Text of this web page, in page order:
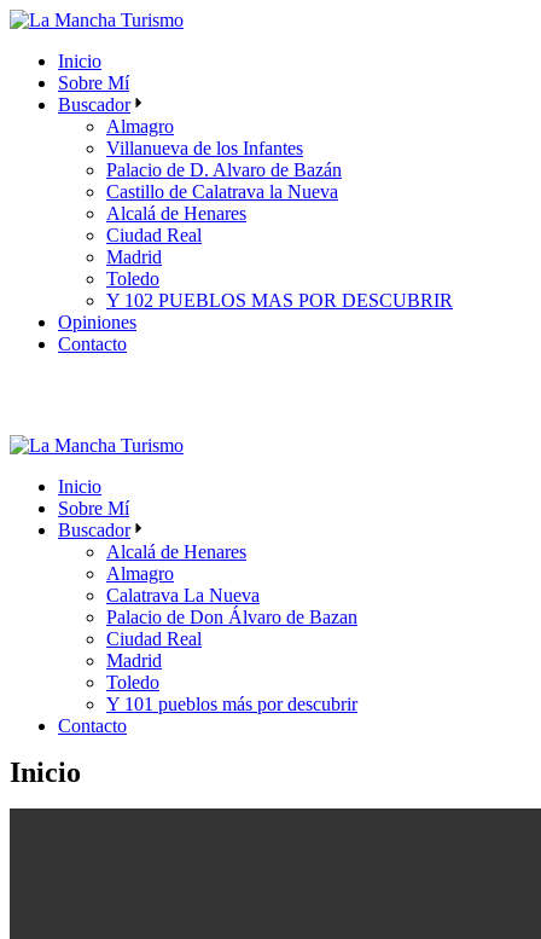
Skip
content
Inicio
Sobre Mí
Buscador
Almagro
Villanueva de los Infantes
Palacio de D. Alvaro de Bazán
Castillo de Calatrava la Nueva
Alcalá de Henares
Ciudad Real
Madrid
Toledo
Y 102 PUEBLOS MAS POR DESCUBRIR
Opiniones
Contacto
Inicio
Sobre Mí
Buscador
Alcalá de Henares
Almagro
Calatrava La Nueva
Palacio de Don Álvaro de Bazan
Ciudad Real
Madrid
Toledo
Y 101 pueblos más por descubrir
Contacto
Inicio